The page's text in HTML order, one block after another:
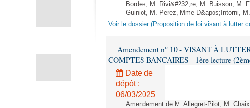
Bordes, M. Rivi&#232;re, M. Buisson, M.
Guiniot, M. Perez, Mme D&apos;Intorni,
Voir le dossier (Proposition de loi visant à lutter
Amendement n° 10 - VISANT À
COMPTES BANCAIRES - 1ère lecture
Date de
dépôt :
06/03/2025
Amendement de M. Allegret-Pilot, M.